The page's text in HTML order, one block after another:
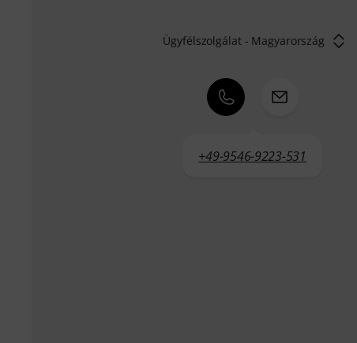
Ügyfélszolgálat - Magyarország
+49-9546-9223-531